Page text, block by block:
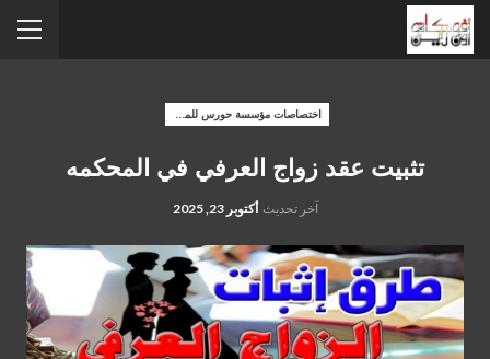
اختصاصات مؤسسة حورس للمحاماه
تثبيت عقد زواج العرفي في المحكمه
آخر تحديث أكتوبر 23, 2025